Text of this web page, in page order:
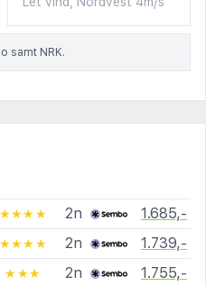
samt NRK.
★★★★ 2n
1.685,-
★★★★ 2n
1.739,-
★★★ 2n
1.755,-